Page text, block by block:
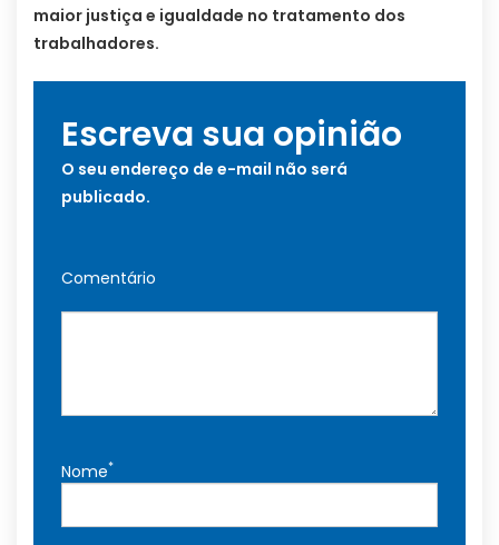
maior justiça e igualdade no tratamento dos
trabalhadores.
Escreva sua opinião
O seu endereço de e-mail não será
publicado.
Comentário
Nome*